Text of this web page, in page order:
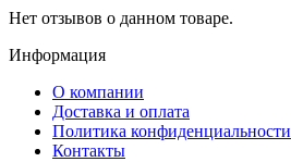
Нет отзывов о данном товаре.
Информация
О компании
Доставка и оплата
Политика конфиденциальности
Контакты